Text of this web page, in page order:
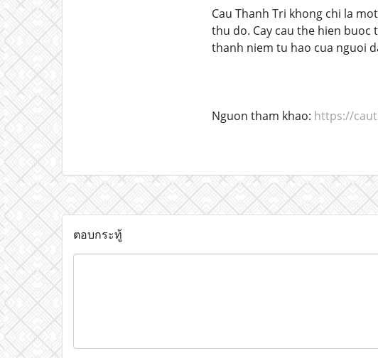
Cau Thanh Tri khong chi la
thu do. Cay cau the hien
thanh niem tu hao cua nguoi
Nguon tham khao: https://
ตอบกระทู้